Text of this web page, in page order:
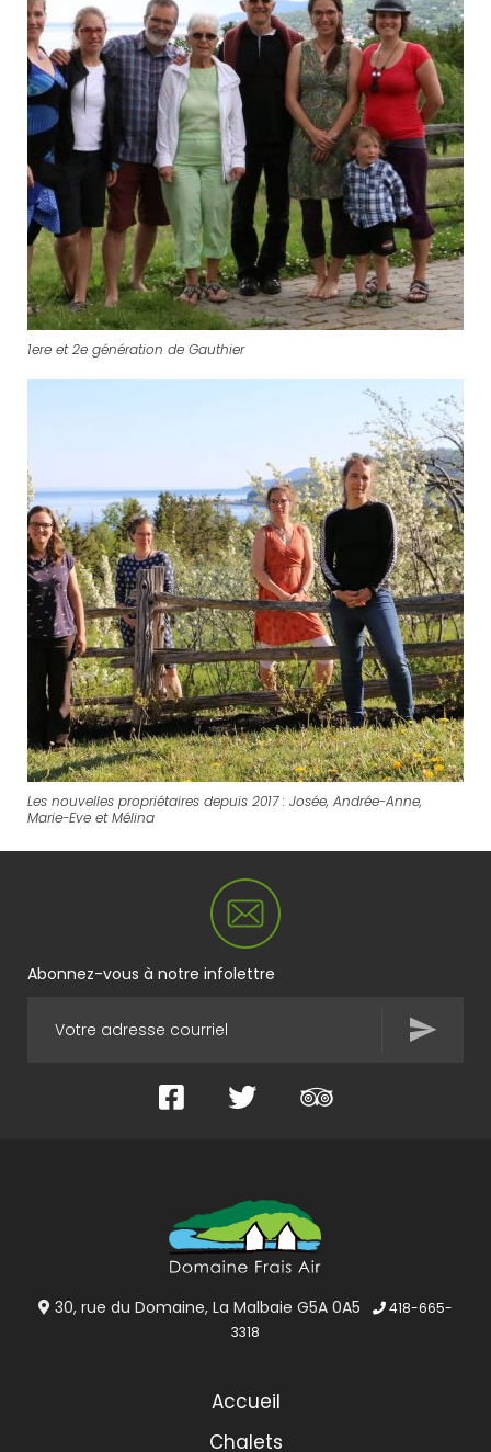
1ere et 2e génération de Gauthier
Les nouvelles propriétaires depuis 2017 : Josée, Andrée-Anne,
Marie-Eve et Mélina
Abonnez-vous à notre infolettre
Facebook Twitter
30, rue du Domaine, La Malbaie G5A 0A5
418-665-
3318
Accueil
Chalets